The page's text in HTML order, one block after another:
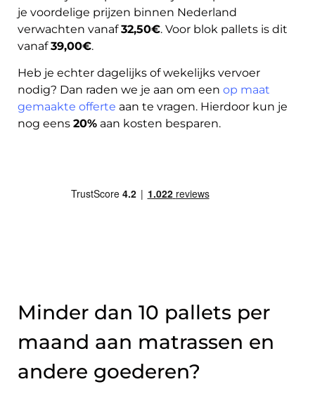
je voordelige prijzen binnen Nederland
verwachten vanaf32,50€. Voor blok pallets is dit
vanaf39,00€.
Heb je echter dagelijks of wekelijks vervoer
nodig? Dan raden we je aan om een op maat
gemaakte offerte aan te vragen. Hierdoor kun je
nog eens 20% aan kosten besparen.
Minder dan 10 pallets per
maand aan matrassen en
andere goederen?